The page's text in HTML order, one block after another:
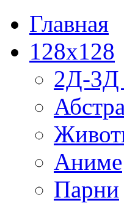
Главная
128x128
2Д-3Д
Аниме
Парни